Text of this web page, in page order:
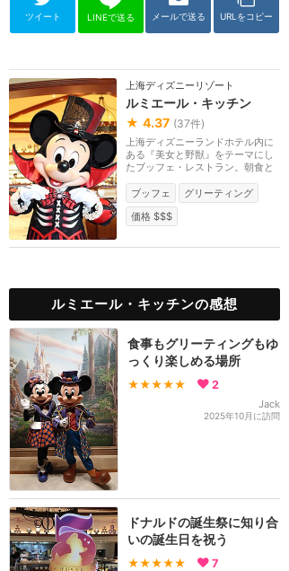
ツイート LINEで送る メールで送る URLをコピー
上海ディズニーリゾート
ルミエール・キッチン
★ 4.37 (37件)
上海ディズニーランドホテル内に
ある『美女と野獣』をテーマにし
たブッフェ・レストラン。朝食と
ブッフェ
グリーティング
価格 $$$
ルミエール・キッチンの感想
食事もグリーティングもゆ
っくり楽しめる場所
★★★★★ 2
Jack
2025年10月に訪問
ドナルドの誕生祭に知り合
いの誕生日を祝う
★★★★★ 7